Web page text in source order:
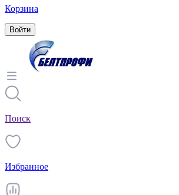
Корзина
Войти
Поиск
Избранное